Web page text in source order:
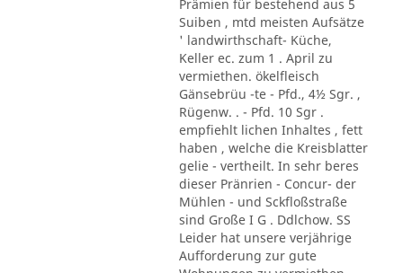
Prämien für bestehend aus 5
Suiben , mtd meisten Aufsätze
' landwirthschaft- Küche,
Keller ec. zum 1 . April zu
vermiethen. ökelfleisch
Gänsebrüu -te - Pfd., 4½ Sgr. ,
Rügenw. . - Pfd. 10 Sgr .
empfiehlt lichen Inhaltes , fett
haben , welche die Kreisblatter
gelie - vertheilt. In sehr beres
dieser Pränrien - Concur- der
Mühlen - und Sckfloßstraße
sind Große I G . Ddlchow. SS
Leider hat unsere verjährige
Aufforderung zur gute